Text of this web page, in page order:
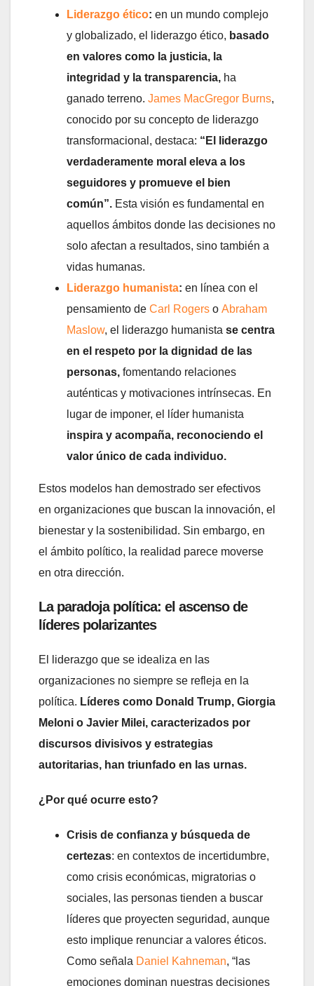
Liderazgo ético: en un mundo complejo
y globalizado, el liderazgo ético, basado
en valores como la justicia, la
integridad y la transparencia, ha
ganado terreno. James MacGregor Burns,
conocido por su concepto de liderazgo
transformacional, destaca: “El liderazgo
verdaderamente moral eleva a los
seguidores y promueve el bien
común”. Esta visión es fundamental en
aquellos ámbitos donde las decisiones no
solo afectan a resultados, sino también a
vidas humanas.
Liderazgo humanista: en línea con el
pensamiento de Carl Rogers o Abraham
Maslow, el liderazgo humanista se centra
en el respeto por la dignidad de las
personas, fomentando relaciones
auténticas y motivaciones intrínsecas. En
lugar de imponer, el líder humanista
inspira y acompaña, reconociendo el
valor único de cada individuo.
Estos modelos han demostrado ser efectivos
en organizaciones que buscan la innovación, el
bienestar y la sostenibilidad. Sin embargo, en
el ámbito político, la realidad parece moverse
en otra dirección.
La paradoja política: el ascenso de
líderes polarizantes
El liderazgo que se idealiza en las
organizaciones no siempre se refleja en la
política. Líderes como Donald Trump, Giorgia
Meloni o Javier Milei, caracterizados por
discursos divisivos y estrategias
autoritarias, han triunfado en las urnas.
¿Por qué ocurre esto?
Crisis de confianza y búsqueda de
certezas: en contextos de incertidumbre,
como crisis económicas, migratorias o
sociales, las personas tienden a buscar
líderes que proyecten seguridad, aunque
esto implique renunciar a valores éticos.
Como señala Daniel Kahneman, “las
emociones dominan nuestras decisiones